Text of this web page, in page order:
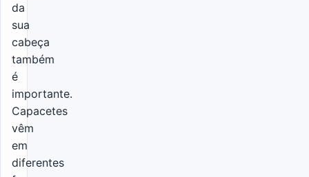
da
sua
cabeça
também
é
importante.
Capacetes
vêm
em
diferentes